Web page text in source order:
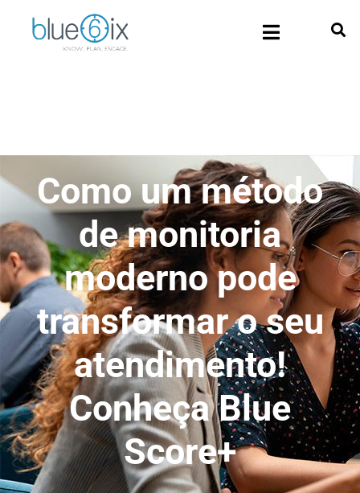
Como um método
de monitoria
moderno pode
transformar o seu
atendimento!
Conheça Blue
Score+